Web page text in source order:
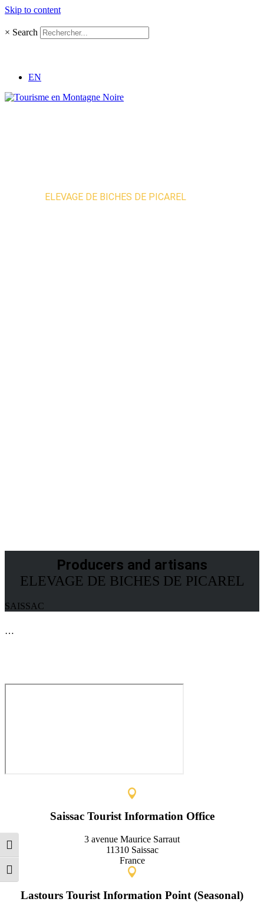
Toggle High Contrast
Toggle Font size
Skip to content
× Search
EN
ELEVAGE DE BICHES DE PICAREL
Producers and artisans
ELEVAGE DE BICHES DE PICAREL
SAISSAC
…
Saissac Tourist Information Office
3 avenue Maurice Sarraut
11310 Saissac
France
Lastours Tourist Information Point (Seasonal)